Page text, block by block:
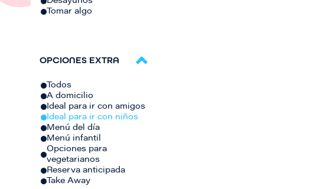
Tomar algo
OPCIONES EXTRA
Todos
A domicilio
Ideal para ir con amigos
Ideal para ir con niños
Menú del día
Menú infantil
Opciones para
vegetarianos
Reserva anticipada
Take Away